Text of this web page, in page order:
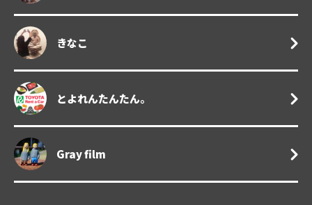
きなこ
とよれんたんたん。
Gray film